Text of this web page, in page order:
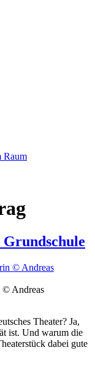
Raum
© Andreas
Theater? Ja,
ist. Und warum die
dabei gute